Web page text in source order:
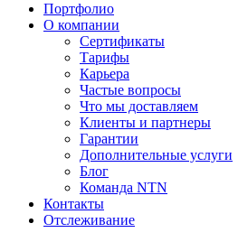
Портфолио
О компании
Сертификаты
Тарифы
Карьера
Частые вопросы
Что мы доставляем
Клиенты и партнеры
Гарантии
Дополнительные услуги
Блог
Команда NTN
Контакты
Отслеживание